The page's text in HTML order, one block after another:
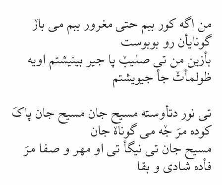
من اگه کور ببم حتی مغرور ببم می بارٚ
گونایأن رو بوبوست
بأزین من تی صلیبٚ پا جیر بینیشتم اویه
ظولمأتٚ جأ جیویشتم
تی نور دتأوسته مسیح جان مسیح جان پاکَ
کوده مرَ جٚه می گوناهٚ جان
مسیح جان تینیگأتی او مهر و صفا مرَ
فأده شادی وبقا